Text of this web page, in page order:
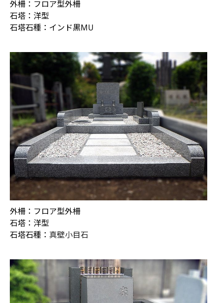
外柵：フロア型外柵
石塔：洋型
石塔石種：インド黒MU
外柵：フロア型外柵
石塔：洋型
石塔石種： 真壁小目石